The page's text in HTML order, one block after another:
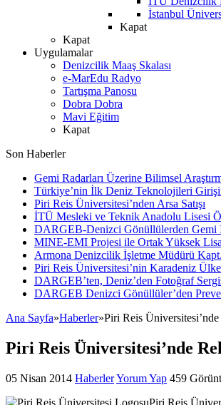
İstanbul
Kapat
Kapat
Uygulamalar
Denizcilik Maaş Skalası
e-MarEdu Radyo
Tartışma Panosu
Dobra Dobra
Mavi Eğitim
Kapat
Son Haberler
Gemi Radarları Üzerine Bilimsel
Türkiye’nin İlk Deniz Teknolojileri
Piri Reis Üniversitesi’nden Arsa Satışı
İTÜ Mesleki ve Teknik Anadolu Lisesi
DARGEB-Denizci Gönüllülerden Gemi
MINE-EMI Projesi ile Ortak Yüksek
Armona Denizcilik İşletme Müdürü
Piri Reis Üniversitesi’nin Karadeniz
DARGEB’ten, Deniz’den Fotoğraf
DARGEB Denizci Gönüllüler’den
Ana Sayfa»Haberler»Piri Reis
Piri Reis Üniversitesi’nde
05 Nisan 2014 HaberlerYorum Yap 459
Piri Reis